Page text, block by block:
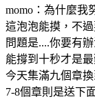
momo：為什麼我
這泡泡能摸，不
問題是....你要有
能撐到十秒才是
今天集滿九個章
7-8個章則是送下